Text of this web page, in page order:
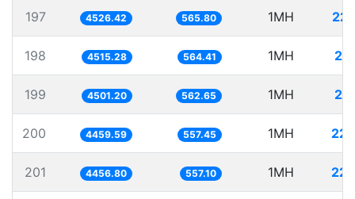
197 4526.42 565.80 1MH
198 4515.28 564.41 1MH
199 4501.20 562.65 1MH
200 4459.59 557.45 1MH
201 4456.80 557.10 1MH